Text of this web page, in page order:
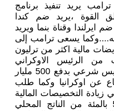
يريد تنفيذ برنامج
،يريد ضم كندا
ايرلندا وقناة بنما ويريد
يسعى ترامب إلى
مالية اكثر من ترليون
من الرئيس الاوكراني
زيلينسكي المنتهية ولايته كرئيس شرعي بدفع 500 مليار
عن اوكرانيا وكما طلب
زيادة التخصيصات المالية
للدفاع بنسبة لا تقل عن 5 بالمئة من الناتج المحلي